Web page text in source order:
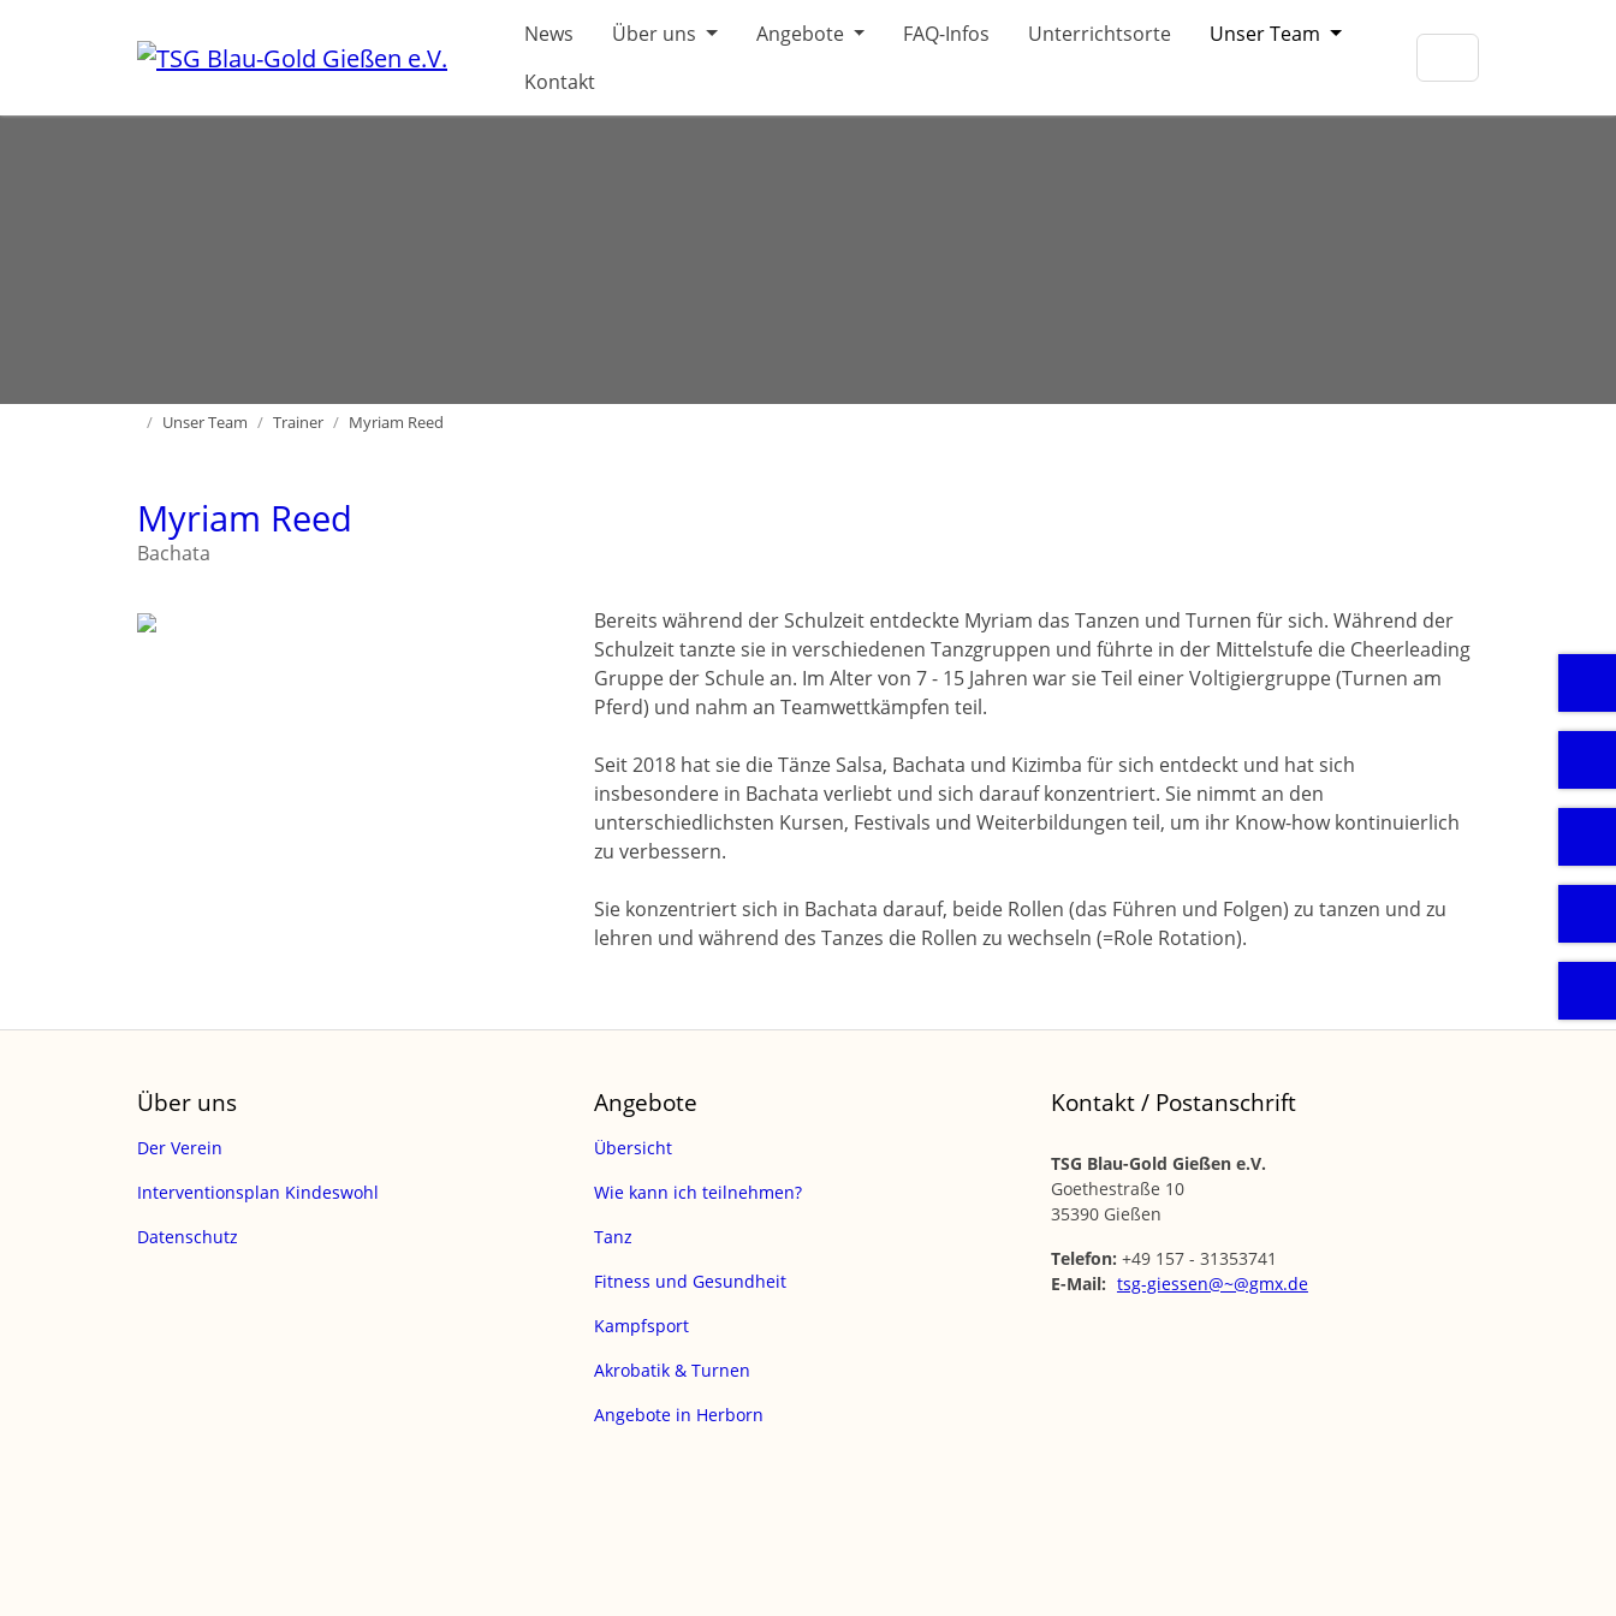
News Über uns Angebote FAQ-Infos Unterrichtsorte
Unser Team
Kontakt
HomeUnser Team Trainer Myriam Reed
Myriam Reed
Bachata
Bereits während der Schulzeit entdeckte Myriam das Tanzen und Turnen für sich. Während der
Schulzeit tanzte sie in verschiedenen Tanzgruppen und führte in der Mittelstufe die Cheerleading
Gruppe der Schule an. Im Alter von 7 - 15 Jahren war sie Teil einer Voltigiergruppe (Turnen am
Pferd) und nahm an Teamwettkämpfen teil.
Seit 2018 hat sie die Tänze Salsa, Bachata und Kizimba für sich entdeckt und hat sich
insbesondere in Bachata verliebt und sich darauf konzentriert. Sie nimmt an den
unterschiedlichsten Kursen, Festivals und Weiterbildungen teil, um ihr Know-how kontinuierlich
zu verbessern.
Sie konzentriert sich in Bachata darauf, beide Rollen (das Führen und Folgen) zu tanzen und zu
lehren und während des Tanzes die Rollen zu wechseln (=Role Rotation).
Über uns
Der Verein
Interventionsplan Kindeswohl
Datenschutz
Angebote
Übersicht
Wie kann ich teilnehmen?
Tanz
Fitness und Gesundheit
Kampfsport
Akrobatik & Turnen
Angebote in Herborn
Kontakt / Postanschrift
TSG Blau-Gold Gießen e.V.
Goethestraße 10
35390 Gießen
Telefon: +49 157 - 31353741
E-Mail: tsg-giessen@~@gmx.de